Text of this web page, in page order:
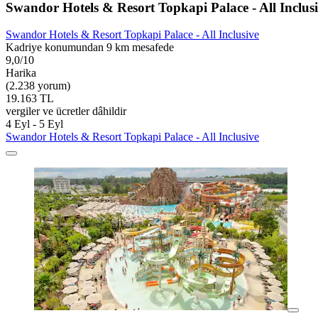
Swandor Hotels & Resort Topkapi Palace - All
Swandor Hotels & Resort Topkapi Palace - All Inclusive
Kadriye konumundan 9 km mesafede
9,0/10
Harika
(2.238 yorum)
19.163 TL
vergiler ve ücretler dâhildir
4 Eyl - 5 Eyl
Swandor Hotels & Resort Topkapi Palace - All Inclusive